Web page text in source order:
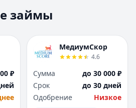
Набережные Челны
Нижний Новгород
Новокузнецк
Новосибирск
Омск
Набережные
Нижний Новгород
Новокузнецк
Новосибирск
Омск
займы
₽
МедиумСкор
4.6
Сумма
до 30 000 ₽
Срок
до 30 дней
Одобрение
Низкое